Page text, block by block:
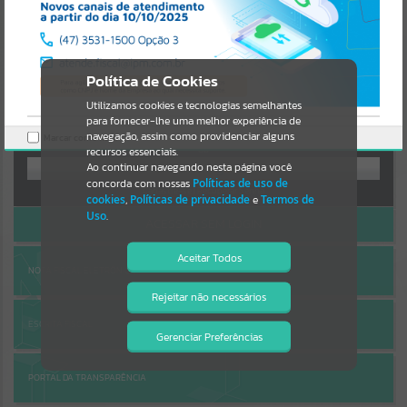
Por favor, aguarde...
Por favor, aguarde...
SERVIÇOS
Por favor, aguarde...
PÁGINAS
AUTOATENDIMENTO
Cadastre-se | Recuperar Senha
NOTA FISCAL ELETRÔNICA
ESCRITA FISCAL
PORTAL DA TRANSPARÊNCIA
Política de Cookies
Utilizamos cookies e tecnologias semelhantes
para fornecer-lhe uma melhor experiência de
navegação, assim como providenciar alguns
recursos essenciais.
Ao continuar navegando nesta página você
concorda com nossas Políticas de uso de
cookies, Políticas de privacidadeeTermos de
Uso.
Aceitar Todos
Rejeitar não necessários
Gerenciar Preferências
Isto significa que diversos recursos
providenciados poderão não estar
Marcar como lido.
https://gramadoxavier.atende.net/cidadao/static/bundle/wpo_index_
2_base_l2_portal_editores_sync_bf46c280f04ce9b2a83c124724c678
a0.js?v=c252b975:47
Verificar Mais Detalhes